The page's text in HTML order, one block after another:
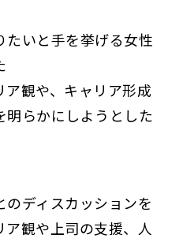
たいと手を挙げる女性
ア観や、キャリア形成
明らかにしようとした
ディスカッションを
観や上司の支援、人